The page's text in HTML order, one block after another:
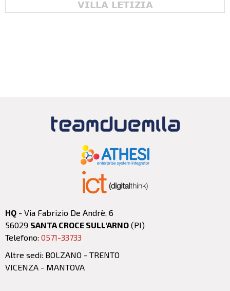
HQ - Via Fabrizio De Andrè, 6
56029 SANTA CROCE SULL'ARNO (PI)
Telefono: 0571-33733
Altre sedi: BOLZANO - TRENTO
VICENZA - MANTOVA